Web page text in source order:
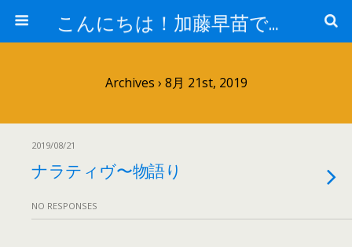
こんにちは！加藤早苗です。
Archives › 8月 21st, 2019
2019/08/21
ナラティヴ〜物語り
NO RESPONSES